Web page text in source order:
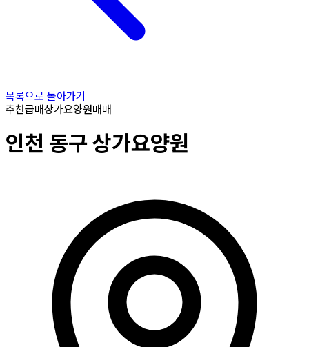
목록으로 돌아가기
추천급매상가요양원매매
인천 동구상가요양원